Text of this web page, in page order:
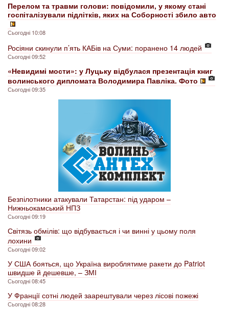
Перелом та травми голови: повідомили, у якому стані
госпіталізували підлітків, яких на Соборності збило авто
Сьогодні 10:08
Росіяни скинули п’ять КАБів на Суми: поранено 14 людей
Сьогодні 09:52
«Невидимі мости»: у Луцьку відбулася презентація книг
волинського дипломата Володимира Павліка. Фото
Сьогодні 09:35
Безпілотники атакували Татарстан: під ударом –
Нижньокамський НПЗ
Сьогодні 09:19
Світязь обмілів: що відбувається і чи винні у цьому поля
лохини
Сьогодні 09:02
У США бояться, що Україна вироблятиме ракети до Patriot
швидше й дешевше, – ЗМІ
Сьогодні 08:45
У Франції сотні людей заарештували через лісові пожежі
Сьогодні 08:28